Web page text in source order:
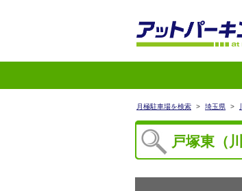
月極駐車場を検索 > 埼玉県 >
戸塚東（